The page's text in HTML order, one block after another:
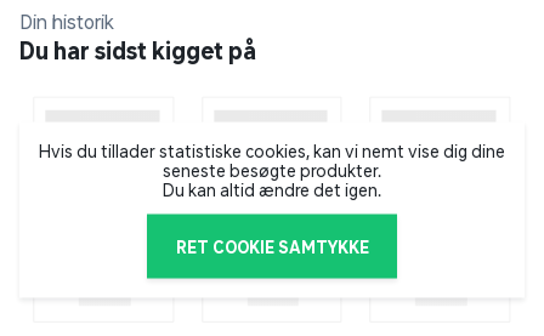
Førsteklasses kvalitet
Glidende papomslag for nem håndtering
Beskyttende cellofanindpakning
Phthalat- og latexfri
Din historik
Du har sidst kigget på
Hvis du tillader statistiske cookies, kan vi nemt vise dig dine
seneste besøgte produkter.
Du kan altid ændre det igen.
RET COOKIE SAMTYKKE